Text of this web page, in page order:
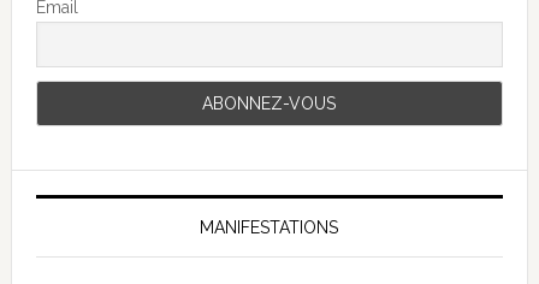
Email
MANIFESTATIONS